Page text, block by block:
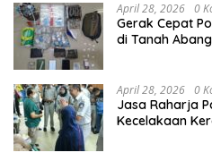
April 28, 2026 0
Gerak Cepat
di Tanah
April 28, 2026 0
Jasa Raharja
Kecelakaan